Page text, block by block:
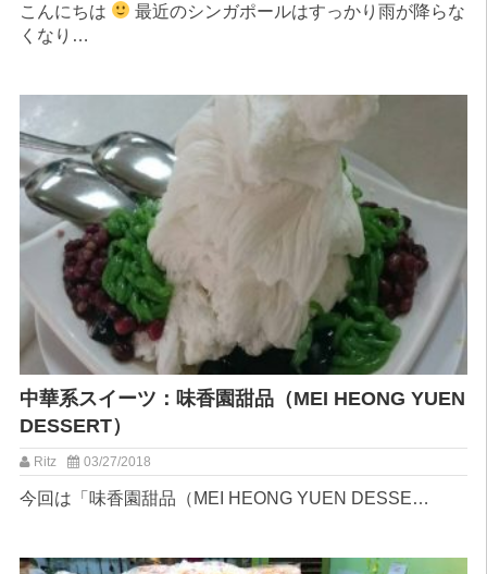
こんにちは
最近のシンガポールはすっかり雨が降らな
くなり…
中華系スイーツ：味香園甜品（MEI HEONG YUEN
DESSERT）
Ritz 03/27/2018
今回は「味香園甜品（MEI HEONG YUEN DESSE…